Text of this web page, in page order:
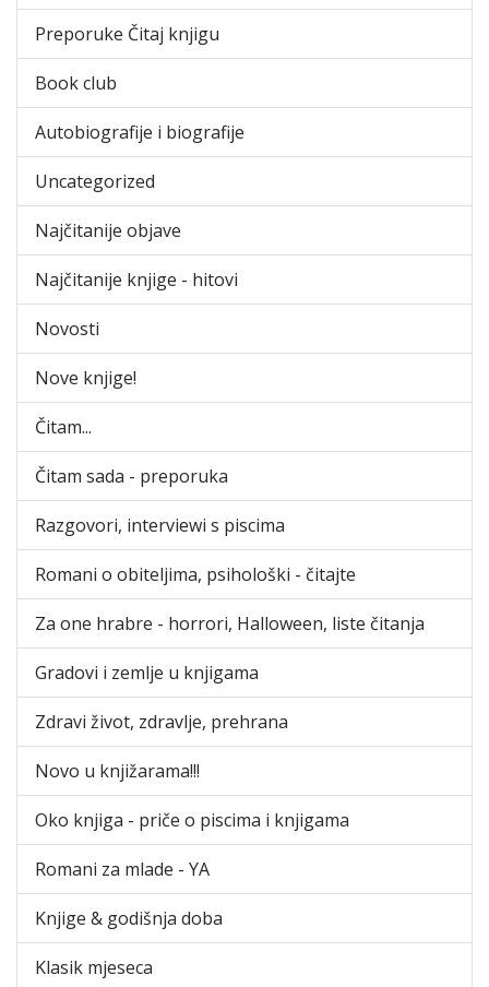
Preporuke Čitaj knjigu
Book club
Autobiografije i biografije
Uncategorized
Najčitanije objave
Najčitanije knjige - hitovi
Novosti
Nove knjige!
Čitam...
Čitam sada - preporuka
Razgovori, interviewi s piscima
Romani o obiteljima, psihološki - čitajte
Za one hrabre - horrori, Halloween, liste čitanja
Gradovi i zemlje u knjigama
Zdravi život, zdravlje, prehrana
Novo u knjižarama!!!
Oko knjiga - priče o piscima i knjigama
Romani za mlade - YA
Knjige & godišnja doba
Klasik mjeseca